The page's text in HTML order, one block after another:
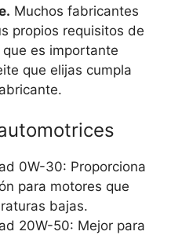
Muchos fabricantes
propios requisitos de
es importante
que elijas cumpla
0W-30: Proporciona
para motores que
bajas.
20W-50: Mejor para